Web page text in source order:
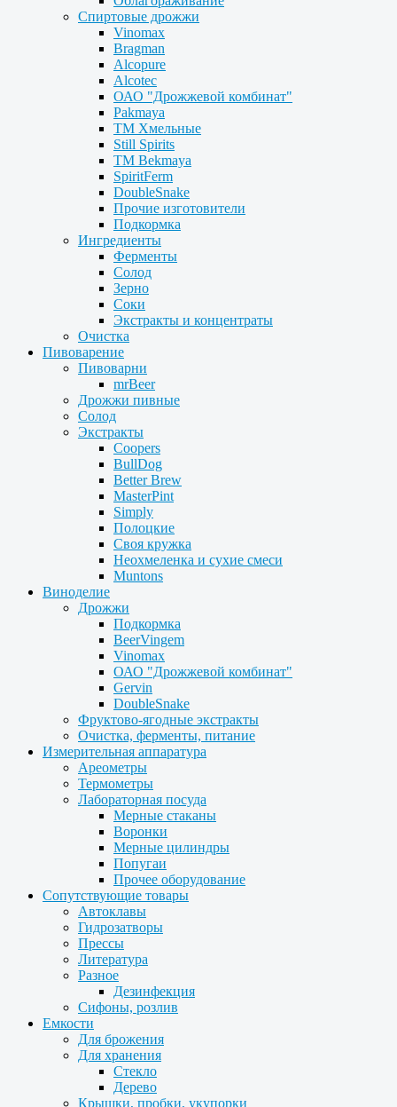
Спиртовые дрожжи
Vinomax
Bragman
Alcopure
Alcotec
ОАО "Дрожжевой комбинат"
Pakmaya
ТМ Хмельные
Still Spirits
ТМ Bekmaya
SpiritFerm
DoubleSnake
Прочие изготовители
Подкормка
Ингредиенты
Ферменты
Солод
Зерно
Соки
Экстракты и концентраты
Очистка
Пивоварение
Пивоварни
mrBeer
Дрожжи пивные
Солод
Экстракты
Coopers
BullDog
Better Brew
MasterPint
Simply
Полоцкие
Своя кружка
Неохмеленка и сухие смеси
Muntons
Виноделие
Дрожжи
Подкормка
BeerVingem
Vinomax
ОАО "Дрожжевой комбинат"
Gervin
DoubleSnake
Фруктово-ягодные экстракты
Очистка, ферменты, питание
Измерительная аппаратура
Ареометры
Термометры
Лабораторная посуда
Мерные стаканы
Воронки
Мерные цилиндры
Попугаи
Прочее оборудование
Сопутствующие товары
Автоклавы
Гидрозатворы
Прессы
Литература
Разное
Дезинфекция
Сифоны, розлив
Емкости
Для брожения
Для хранения
Стекло
Дерево
Крышки, пробки, укупорки